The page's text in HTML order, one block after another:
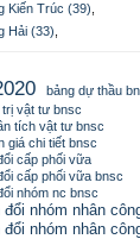
Kiến Trúc (39)
Hải (33)
bảng dự thầu
trị vật tư bnsc
tích vật tư bnsc
giá chi tiết bnsc
cấp phối vữa
cấp phối vữa bnsc
nhóm nc bnsc
đổi nhóm nhân
đổi nhóm nhân